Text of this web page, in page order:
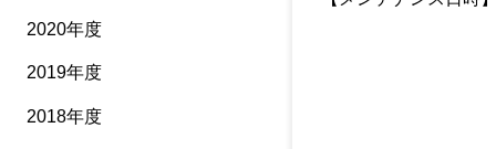
2020年度
2019年度
2018年度